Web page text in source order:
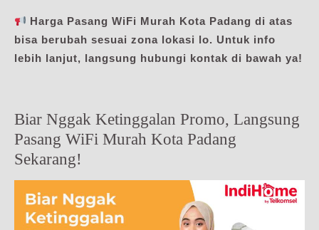
Harga Pasang WiFi Murah Kota Padang di atas
bisa berubah sesuai zona lokasi lo. Untuk info
lebih lanjut, langsung hubungi kontak di bawah ya!
Biar Nggak Ketinggalan Promo, Langsung
Pasang WiFi Murah Kota Padang
Sekarang!